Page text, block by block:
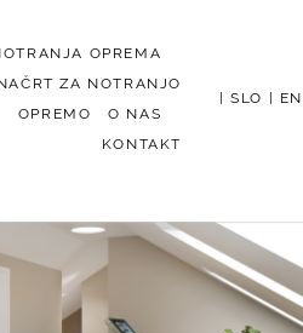
OPREMA
ZA NOTRANJO
OPREMOO NAS
KONTAKT
|SLO EN